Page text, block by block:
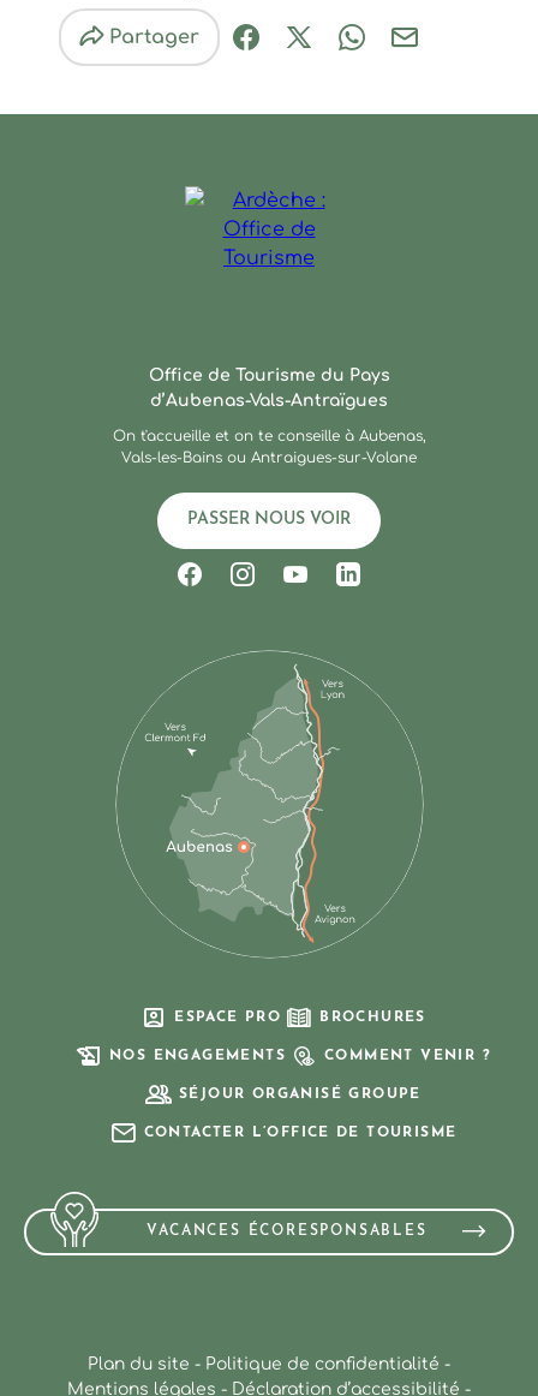
Partager
Partager sur Facebook
Partager sur X / Twitter
Partager sur
Partager par
Office de Tourisme du Pays
d’Aubenas-Vals-Antraïgues
On t'accueille et on te conseille à Aubenas,
Vals-les-Bains ou Antraigues-sur-Volane
PASSER NOUS VOIR
Suivez-nous sur Facebook
Suivez-nous sur Instagram
Suivez-nous sur
Suivez-nous sur
ESPACE PRO BROCHURES
NOS ENGAGEMENTS COMMENT VENIR ?
SÉJOUR ORGANISÉ GROUPE
CONTACTER L’OFFICE DE TOURISME
VACANCES ÉCORESPONSABLES
Plan du site - Politique de confidentialité -
Mentions légales - Déclaration d’accessibilité -